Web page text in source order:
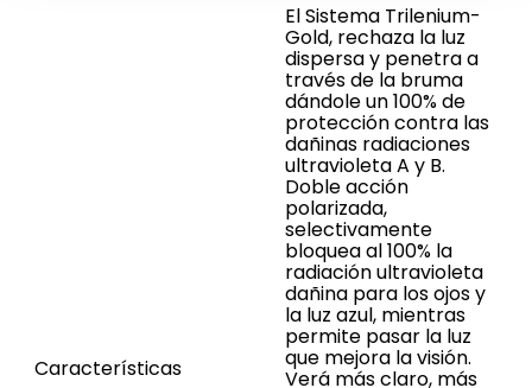
Características
El Sistema Trilenium-
Gold, rechaza la luz
dispersa y penetra a
través de la bruma
dándole un 100% de
protección contra las
dañinas radiaciones
ultravioleta A y B.
Doble acción
polarizada,
selectivamente
bloquea al 100% la
radiación ultravioleta
dañina para los ojos y
la luz azul, mientras
permite pasar la luz
que mejora la visión.
Verá más claro, más